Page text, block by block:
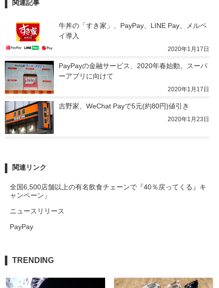
関連記事
牛丼の「すき家」、PayPay、LINE Pay、メルペ
イ導入
2020年1月17日
PayPayの金融サービス、2020年春始動。スーパ
ーアプリに向けて
2020年1月17日
吉野家、WeChat Payで5元(約80円)値引き
2020年1月23日
関連リンク
全国6,500店舗以上の有名飲食チェーンで『40％戻ってくる』キ
ャンペーン」
ニュースリリース
PayPay
TRENDING